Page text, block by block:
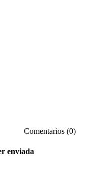
Comentarios (0)
enviada